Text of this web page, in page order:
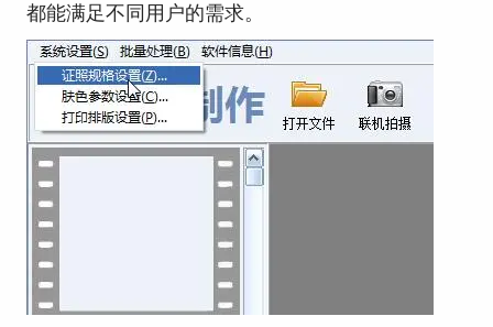
都能满足不同用户的需求。